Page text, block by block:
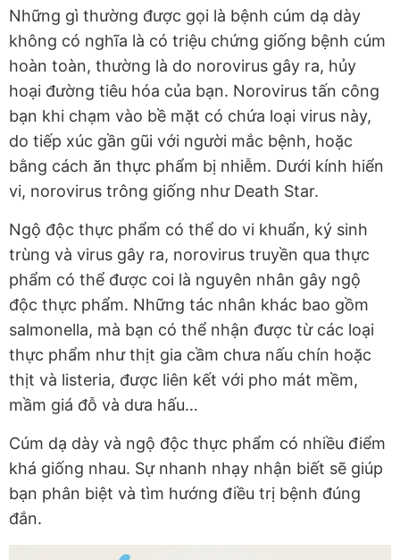
Những gì thường được gọi là bệnh cúm dạ dày
không có nghĩa là có triệu chứng giống bệnh cúm
hoàn toàn, thường là do norovirus gây ra, hủy
hoại đường tiêu hóa của bạn. Norovirus tấn công
bạn khi chạm vào bề mặt có chứa loại virus này,
do tiếp xúc gần gũi với người mắc bệnh, hoặc
bằng cách ăn thực phẩm bị nhiễm. Dưới kính hiển
vi, norovirus trông giống như Death Star.
Ngộ độc thực phẩm có thể do vi khuẩn, ký sinh
trùng và virus gây ra, norovirus truyền qua thực
phẩm có thể được coi là nguyên nhân gây ngộ
độc thực phẩm. Những tác nhân khác bao gồm
salmonella, mà bạn có thể nhận được từ các loại
thực phẩm như thịt gia cầm chưa nấu chín hoặc
thịt và listeria, được liên kết với pho mát mềm,
mầm giá đỗ và dưa hấu…
Cúm dạ dày và ngộ độc thực phẩm có nhiều điểm
khá giống nhau. Sự nhanh nhạy nhận biết sẽ giúp
bạn phân biệt và tìm hướng điều trị bệnh đúng
đắn.